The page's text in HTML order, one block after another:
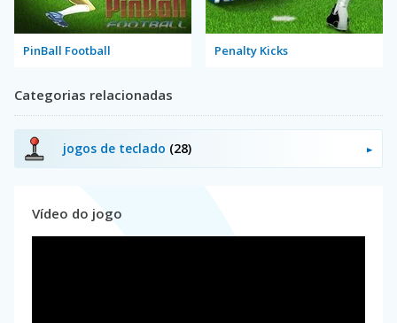
PinBall Football Penalty Kicks
Categorias relacionadas
jogos de teclado (28)
Vídeo do jogo